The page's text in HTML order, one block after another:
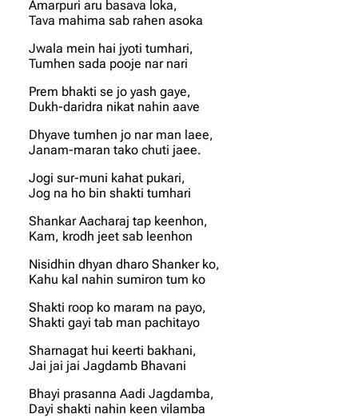
Amarpuri aru basava loka,
Tava mahima sab rahen asoka
Jwala mein hai jyoti tumhari,
Tumhen sada pooje nar nari
Prem bhakti se jo yash gaye,
Dukh-daridra nikat nahin aave
Dhyave tumhen jo nar man laee,
Janam-maran tako chuti jaee.
Jogi sur-muni kahat pukari,
Jog na ho bin shakti tumhari
Shankar Aacharaj tap keenhon,
Kam, krodh jeet sab leenhon
Nisidhin dhyan dharo Shanker ko,
Kahu kal nahin sumiron tum ko
Shakti roop ko maram na payo,
Shakti gayi tab man pachitayo
Sharnagat hui keerti bakhani,
Jai jai jai Jagdamb Bhavani
Bhayi prasanna Aadi Jagdamba,
Dayi shakti nahin keen vilamba